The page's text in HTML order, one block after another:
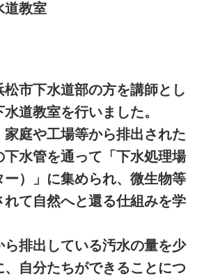
道教室
市下水道部の方を講師とし
道教室を行いました。
庭や工場等から排出された
下水管を通って「下水処理場
ー）」に集められ、微生物等
れて自然へと還る仕組みを学
排出している汚水の量を少
、自分たちができることにつ